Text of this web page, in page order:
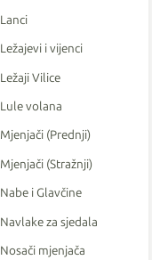
Lanci
Ležajevi i vijenci
Ležaji Vilice
Lule volana
Mjenjači (Prednji)
Mjenjači (Stražnji)
Nabe i Glavčine
Navlake za sjedala
Nosači mjenjača